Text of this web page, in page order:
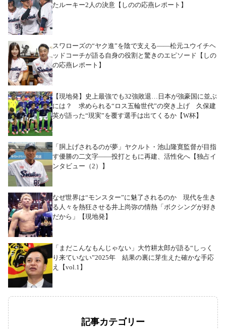
たルーキー2人の決意【しのの応燕レポート】
スワローズの“ヤク進”を陰で支える――松元ユウイチヘ
ッドコーチが語る自身の役割と驚きのエピソード【しの
の応燕レポート】
【現地発】史上最強でも32強敗退…日本が強豪国に並ぶ
には？ 求められる“ロス五輪世代”の突き上げ 久保建
英が語った“現実”を覆す選手は出てくるか【W杯】
「胴上げされるのが夢」ヤクルト・池山隆寛監督が目指
す優勝の二文字――投打ともに再建、活性化へ【独占イ
ンタビュー（2）】
なぜ世界は“モンスター”に魅了されるのか 現代を生き
る人々を熱狂させる井上尚弥の情熱「ボクシングが好き
だから」【現地発】
「まだこんなもんじゃない」大竹耕太郎が語る“しっく
り来ていない”2025年 結果の裏に芽生えた確かな手応
え【vol.1】
記事カテゴリー